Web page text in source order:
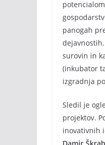
panogah
surovin in
(inkubator
izgradnja
Sledil je
projektov.
inovativnih